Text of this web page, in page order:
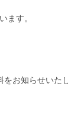
ます。
お知らせいたし